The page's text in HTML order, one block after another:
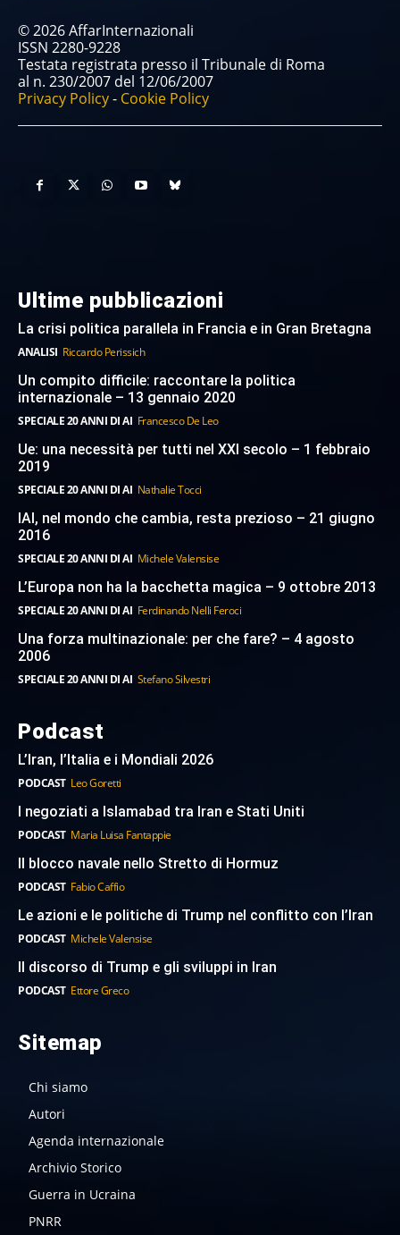
© 2026 AffarInternazionali
ISSN 2280-9228
Testata registrata presso il Tribunale di Roma
al n. 230/2007 del 12/06/2007
Privacy Policy- Cookie Policy
Ultime pubblicazioni
La crisi politica parallela in Francia e in Gran Bretagna
ANALISI Riccardo Perissich
Un compito difficile: raccontare la politica
internazionale – 13 gennaio 2020
SPECIALE 20 ANNI DI AI Francesco De Leo
Ue: una necessità per tutti nel XXI secolo – 1 febbraio
2019
SPECIALE 20 ANNI DI AI Nathalie Tocci
IAI, nel mondo che cambia, resta prezioso – 21 giugno
2016
SPECIALE 20 ANNI DI AI Michele Valensise
L’Europa non ha la bacchetta magica – 9 ottobre 2013
SPECIALE 20 ANNI DI AI Ferdinando Nelli Feroci
Una forza multinazionale: per che fare? – 4 agosto
2006
SPECIALE 20 ANNI DI AI Stefano Silvestri
Podcast
L’Iran, l’Italia e i Mondiali 2026
PODCAST Leo Goretti
I negoziati a Islamabad tra Iran e Stati Uniti
PODCAST Maria Luisa Fantappie
Il blocco navale nello Stretto di Hormuz
PODCAST Fabio Caffio
Le azioni e le politiche di Trump nel conflitto con l’Iran
PODCAST Michele Valensise
Il discorso di Trump e gli sviluppi in Iran
PODCAST Ettore Greco
Sitemap
Chi siamo
Autori
Agenda internazionale
Archivio Storico
Guerra in Ucraina
PNRR